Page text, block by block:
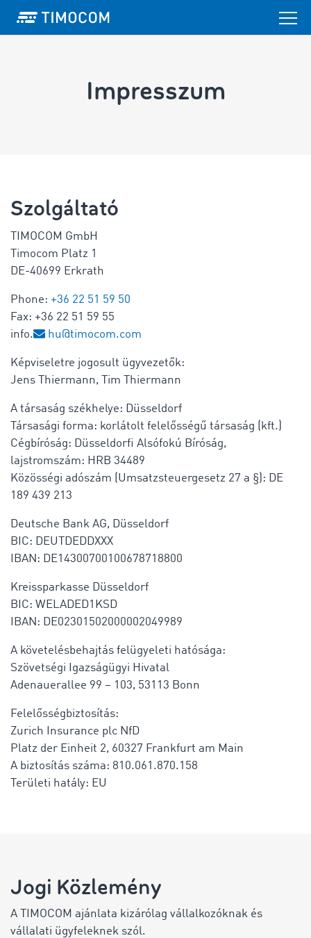
Impresszum
Szolgáltató
TIMOCOM GmbH
Timocom Platz 1
DE-40699 Erkrath
Phone: +36 22 51 59 50
Fax: +36 22 51 59 55
info.
hu@timocom.com
Képviseletre jogosult ügyvezetők:
Jens Thiermann, Tim Thiermann
A társaság székhelye: Düsseldorf
Társasági forma: korlátolt felelősségű társaság (kft.)
Cégbíróság: Düsseldorfi Alsófokú Bíróság,
lajstromszám: HRB 34489
Közösségi adószám (Umsatzsteuergesetz 27 a §): DE
189 439 213
Deutsche Bank AG, Düsseldorf
BIC: DEUTDEDDXXX
IBAN: DE14300700100678718800
Kreissparkasse Düsseldorf
BIC: WELADED1KSD
IBAN: DE02301502000002049989
A követelésbehajtás felügyeleti hatósága:
Szövetségi Igazságügyi Hivatal
Adenauerallee 99 – 103, 53113 Bonn
Felelősségbiztosítás:
Zurich Insurance plc NfD
Platz der Einheit 2, 60327 Frankfurt am Main
A biztosítás száma: 810.061.870.158
Területi hatály: EU
Jogi Közlemény
A TIMOCOM ajánlata kizárólag vállalkozóknak és
vállalati ügyfeleknek szól.